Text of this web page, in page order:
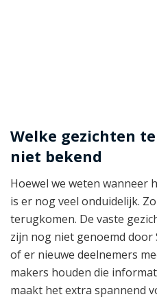
Welke gezichten
niet bekend
Hoewel we weten wanneer
is er nog veel onduidelijk.
terugkomen. De vaste
zijn nog niet genoemd door
of er nieuwe deelnemers
makers houden die
maakt het extra spannend